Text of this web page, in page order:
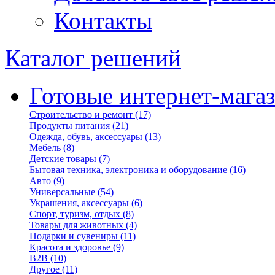
Контакты
Каталог решений
Готовые интернет-
Строительство и ремонт (17)
Продукты питания (21)
Одежда, обувь, аксессуары (13)
Мебель (8)
Детские товары (7)
Бытовая техника, электроника и оборудование (16)
Авто (9)
Универсальные (54)
Украшения, аксессуары (6)
Спорт, туризм, отдых (8)
Товары для животных (4)
Подарки и сувениры (11)
Красота и здоровье (9)
B2B (10)
Другое (11)